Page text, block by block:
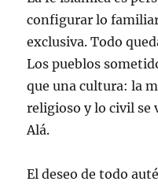
configurar lo
exclusiva. Todo
Los pueblos
que una cultura: la
religioso y lo civil se
Alá.
El deseo de todo